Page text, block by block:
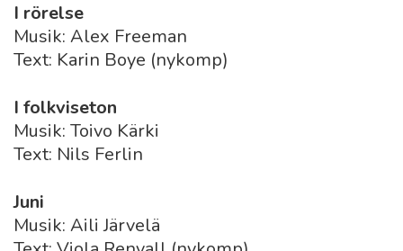
I rörelse
Musik: Alex Freeman
Text: Karin Boye (nykomp)
I folkviseton
Musik: Toivo Kärki
Text: Nils Ferlin
Juni
Musik: Aili Järvelä